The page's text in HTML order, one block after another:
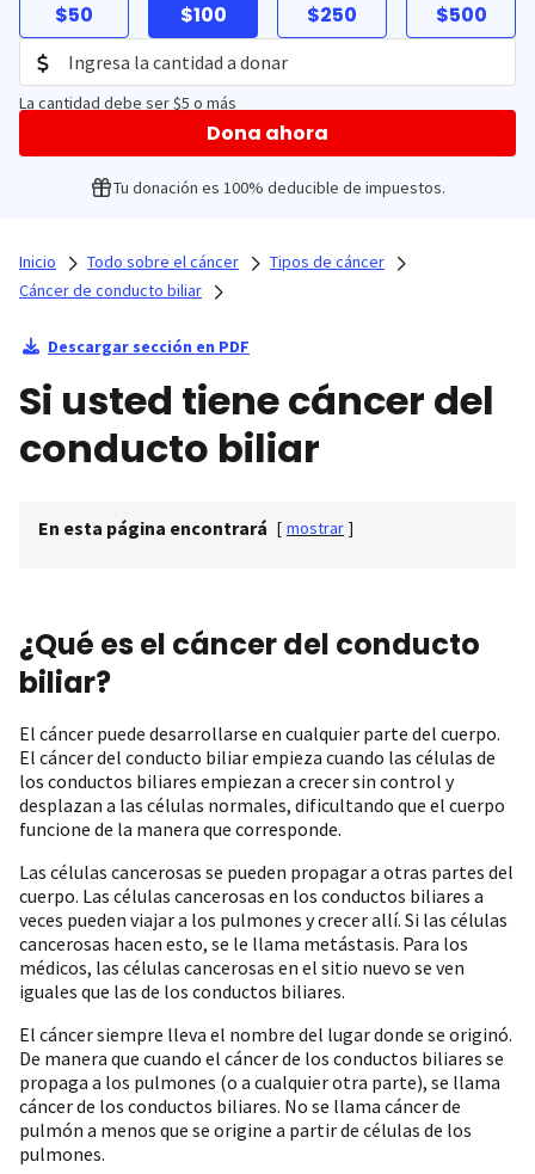
$50 $100 $250 $500
La cantidad debe ser $5 o más
Dona ahora
Tu donación es 100% deducible de impuestos.
Inicio Todo sobre el cáncer
Tipos de cáncer
Cáncer de conducto biliar
Descargar sección en PDF
Si usted tiene cáncer del
conducto biliar
En esta página encontrará [ mostrar ]
¿Qué es el cáncer del conducto
biliar?
El cáncer puede desarrollarse en cualquier parte del cuerpo.
El cáncer del conducto biliar empieza cuando las células de
los conductos biliares empiezan a crecer sin control y
desplazan a las células normales, dificultando que el cuerpo
funcione de la manera que corresponde.
Las células cancerosas se pueden propagar a otras partes del
cuerpo. Las células cancerosas en los conductos biliares a
veces pueden viajar a los pulmones y crecer allí. Si las células
cancerosas hacen esto, se le llama metástasis. Para los
médicos, las células cancerosas en el sitio nuevo se ven
iguales que las de los conductos biliares.
El cáncer siempre lleva el nombre del lugar donde se originó.
De manera que cuando el cáncer de los conductos biliares se
propaga a los pulmones (o a cualquier otra parte), se llama
cáncer de los conductos biliares. No se llama cáncer de
pulmón a menos que se origine a partir de células de los
pulmones.